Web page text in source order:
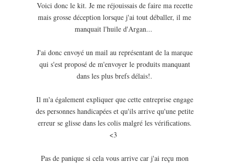
Voici donc le kit. Je me réjouissais de faire ma recette
mais grosse déception lorsque j'ai tout déballer, il me
manquait l'huile d'Argan...
J'ai donc envoyé un mail au représentant de la marque
qui s'est proposé de m'envoyer le produits manquant
dans les plus brefs délais!.
Il m'a également expliquer que cette entreprise engage
des personnes handicapées et qu'ils arrive qu'une petite
erreur se glisse dans les colis malgré les vérifications.
<3
Pas de panique si cela vous arrive car j'ai reçu mon